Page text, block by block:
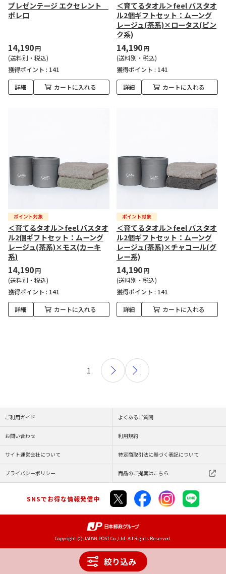
絞り込み
プレゼンテージ エクセレント
ボレロ
14,190円
(送料別・税込)
獲得ポイント : 141
詳細 カートに入れる
＜育てるタオル＞feel バスタオ
ル2個ギフトセット：ムーング
レージュ(茶系)×ロータス(ピン
ク系)
14,190円
(送料別・税込)
獲得ポイント : 141
詳細 カートに入れる
＜育てるタオル＞feel バスタオ
ル2個ギフトセット：ムーング
レージュ(茶系)×モス(カーキ
系)
14,190円
(送料別・税込)
獲得ポイント : 141
詳細 カートに入れる
＜育てるタオル＞feel バスタオ
ル2個ギフトセット：ムーング
レージュ(茶系)×チャコール(グ
レー系)
14,190円
(送料別・税込)
獲得ポイント : 141
詳細 カートに入れる
1
ご利用ガイド よくあるご質問
お問い合わせ 利用規約
サイト運営会社について 特定商取引法に基づく表記について
プライバシーポリシー 商品のご提案はこちら
SNSでお得な情報発信中
Copyright (C) JAPAN POST Co.,Ltd. All Rights Reserved.